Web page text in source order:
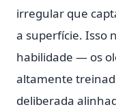
irregular que
a superfície. Isso
habilidade — os
altamente
deliberada